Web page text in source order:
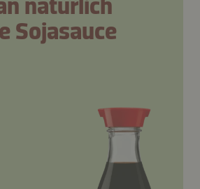
Sojasauce